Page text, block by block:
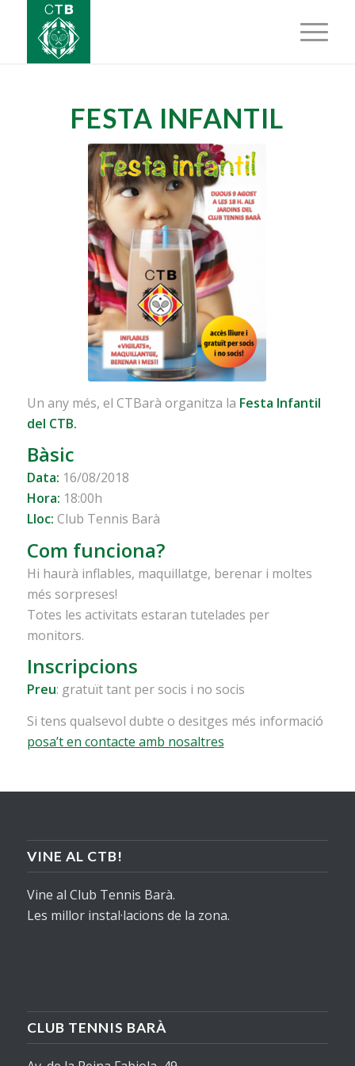
FESTA INFANTIL
Un any més, el CTBarà organitza la Festa Infantil
del CTB.
Bàsic
Data: 16/08/2018
Hora: 18:00h
Lloc: Club Tennis Barà
Com funciona?
Hi haurà inflables, maquillatge, berenar i moltes
més sorpreses!
Totes les activitats estaran tutelades per
monitors.
Inscripcions
Preu: gratuït tant per socis i no socis
Si tens qualsevol dubte o desitges més informació
posa’t en contacte amb nosaltres
VINE AL CTB!
Vine al Club Tennis Barà.
Les millor instal·lacions de la zona.
CLUB TENNIS BARÀ